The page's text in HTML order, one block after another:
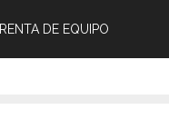
RENTA DE EQUIPO